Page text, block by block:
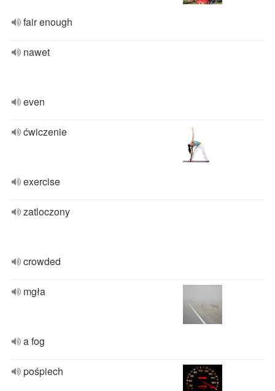
fair enough
nawet
even
ćwiczenie
exercise
zatloczony
crowded
mgła
a fog
pośpiech